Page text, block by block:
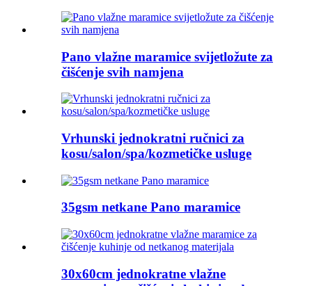
Pano vlažne maramice svijetložute za
čišćenje svih namjena
Vrhunski jednokratni ručnici za
kosu/salon/spa/kozmetičke usluge
35gsm netkane Pano maramice
30x60cm jednokratne vlažne